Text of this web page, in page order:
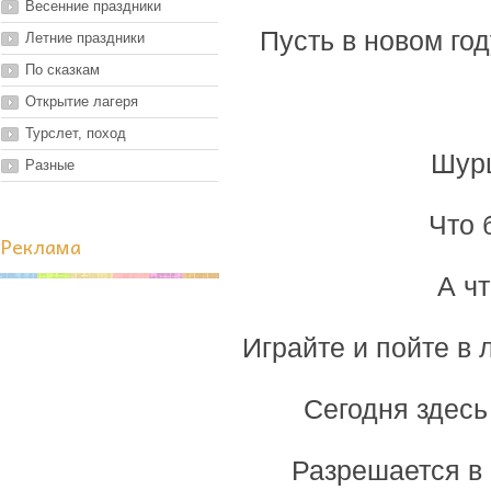
Весенние праздники
Летние праздники
По сказкам
Открытие лагеря
Турслет, поход
Разные
Реклама
Пусть в новом
Что
А
Играйте и пойте в
Сегодня
Разрешается